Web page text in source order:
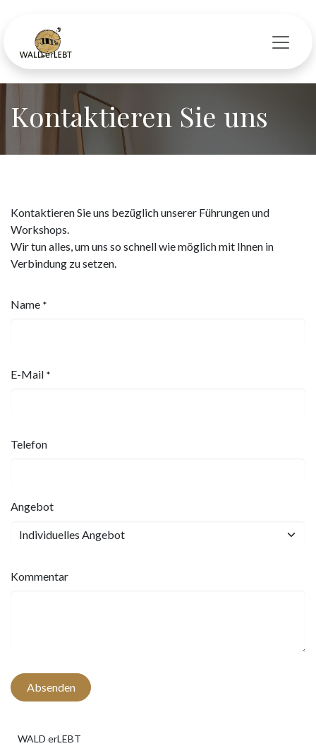
Kontaktieren Sie uns
Kontaktieren Sie uns bezüglich unserer Führungen und
Workshops.
Wir tun alles, um uns so schnell wie möglich mit Ihnen in
Verbindung zu setzen.
Name *
E-Mail *
Telefon
Angebot
Kommentar
Absenden
WALD erLEBT